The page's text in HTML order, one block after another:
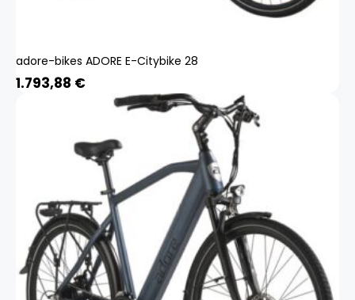
adore-bikes ADORE E-Citybike 28
1.793,88 €